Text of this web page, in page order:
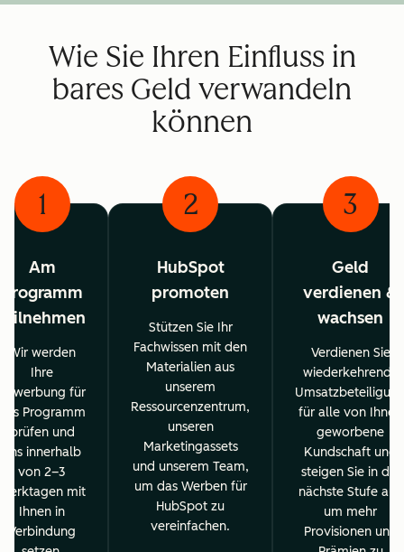
Wie Sie Ihren Einfluss in
bares Geld verwandeln
können
1
Am
Programm
Wir werden
Ihre
für
Programm
prüfen und
uns innerhalb
von 2–3
mit
Ihnen in
Verbindung
2
HubSpot
promoten
Stützen Sie Ihr
Fachwissen mit den
Materialien aus
unserem
Ressourcenzentrum,
unseren
Marketingassets
und unserem Team,
um das Werben für
HubSpot zu
vereinfachen.
3
Geld
verdienen &
wachsen
Verdienen Sie
wiederkehrende
für alle von Ihnen
geworbene
Kundschaft und
steigen Sie in die
nächste Stufe auf,
um mehr
Provisionen und